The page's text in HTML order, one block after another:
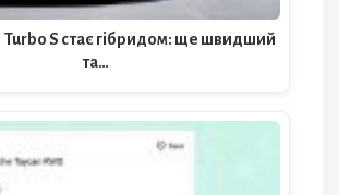
Turbo S стає гібридом: ще швидший
та…